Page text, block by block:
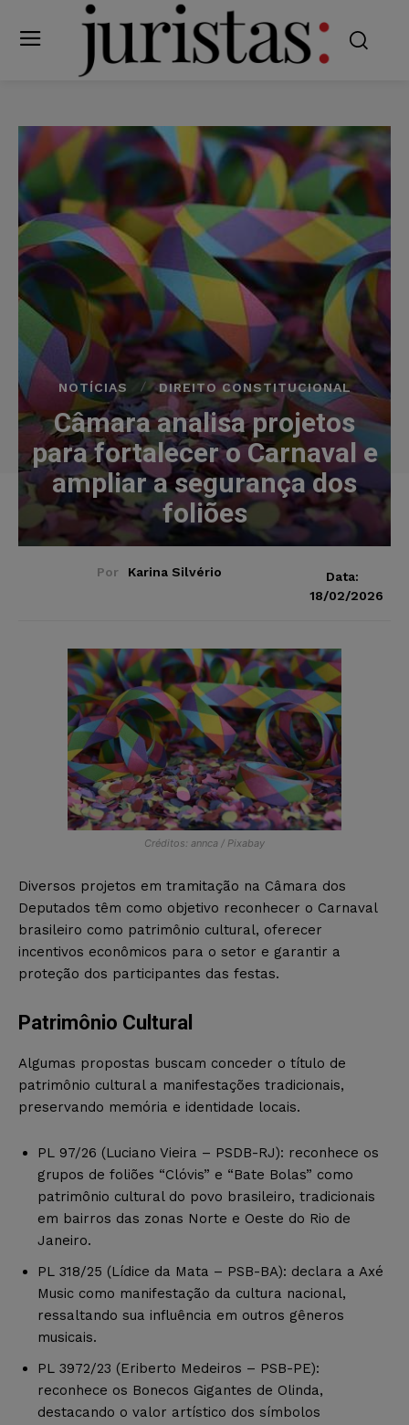
NOTÍCIAS DIREITO CONSTITUCIONAL
Câmara analisa projetos
para fortalecer o Carnaval e
ampliar a segurança dos
foliões
Por Karina Silvério
Data:
18/02/2026
Créditos: annca / Pixabay
Diversos projetos em tramitação na Câmara dos
Deputados têm como objetivo reconhecer o Carnaval
brasileiro como patrimônio cultural, oferecer
incentivos econômicos para o setor e garantir a
proteção dos participantes das festas.
Patrimônio Cultural
Algumas propostas buscam conceder o título de
patrimônio cultural a manifestações tradicionais,
preservando memória e identidade locais.
PL 97/26 (Luciano Vieira – PSDB-RJ): reconhece os
grupos de foliões “Clóvis” e “Bate Bolas” como
patrimônio cultural do povo brasileiro, tradicionais
em bairros das zonas Norte e Oeste do Rio de
Janeiro.
PL 318/25 (Lídice da Mata – PSB-BA): declara a Axé
Music como manifestação da cultura nacional,
ressaltando sua influência em outros gêneros
musicais.
PL 3972/23 (Eriberto Medeiros – PSB-PE):
reconhece os Bonecos Gigantes de Olinda,
destacando o valor artístico dos símbolos